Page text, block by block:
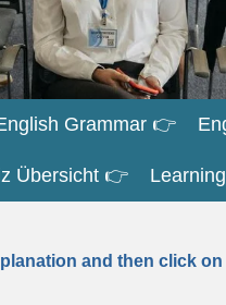
Grammar 👉
Übersicht 👉
and then click